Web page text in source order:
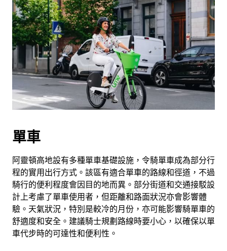
單車
阿靈頓高地設有多種單車基礎設施，令騎單車成為部分行
程的實用出行方式。該區有適合單車的路線和徑道，不過
騎行的便利程度會因目的地而異。部分街道和交通接駁設
計上考慮了單車使用者，但距離和路面狀況亦會影響體
驗。天氣狀況，特別是較冷的月份，亦可能影響騎單車的
舒適度和安全。建議騎士規劃路線時要小心，以確保以單
車代步時的可達性和便利性。